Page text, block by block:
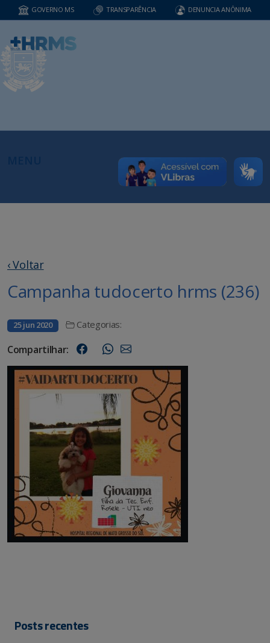
GOVERNO MS TRANSPARÊNCIA DENUNCIA ANÔNIMA
‹ Voltar
Campanha tudocerto hrms (236)
25 jun 2020 Categorias:
Compartilhar:
Posts recentes